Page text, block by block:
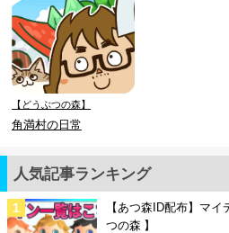
【どうぶつの森】
角満村の日常
人気記事ランキング
【あつ森ID配布】マ
つの森 】